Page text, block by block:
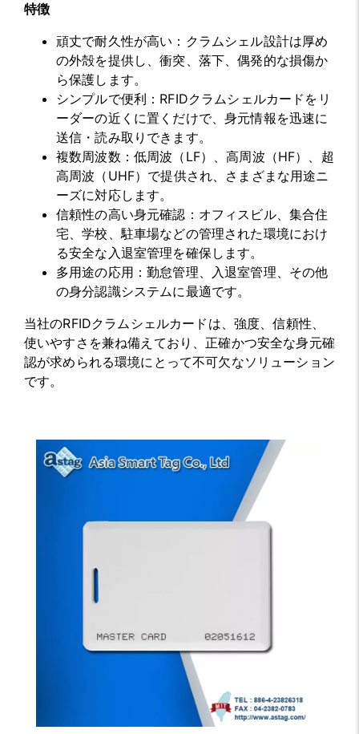
特徴
頑丈で耐久性が高い：クラムシェル設計は厚め
の外殻を提供し、衝突、落下、偶発的な損傷か
ら保護します。
シンプルで便利：RFIDクラムシェルカードをリ
ーダーの近くに置くだけで、身元情報を迅速に
送信・読み取りできます。
複数周波数：低周波（LF）、高周波（HF）、超
高周波（UHF）で提供され、さまざまな用途ニ
ーズに対応します。
信頼性の高い身元確認：オフィスビル、集合住
宅、学校、駐車場などの管理された環境におけ
る安全な入退室管理を確保します。
多用途の応用：勤怠管理、入退室管理、その他
の身分認識システムに最適です。
当社のRFIDクラムシェルカードは、強度、信頼性、
使いやすさを兼ね備えており、正確かつ安全な身元確
認が求められる環境にとって不可欠なソリューション
です。